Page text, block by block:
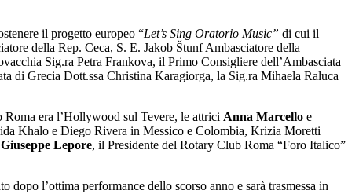
il progetto europeo “Let’s Sing Oratorio Music” di cui il
della Rep. Ceca, S. E. Jakob Štunf Ambasciatore della
Sig.ra Petra Frankova, il Primo Consigliere dell’Ambasciata
di Grecia Dott.ssa Christina Karagiorga, la Sig.ra Mihaela Raluca
era l’Hollywood sul Tevere, le attrici Anna Marcello e
Khalo e Diego Rivera in Messico e Colombia, Krizia Moretti
Giuseppe Lepore, il Presidente del Rotary Club Roma “Foro Italico”
l’ottima performance dello scorso anno e sarà trasmessa in